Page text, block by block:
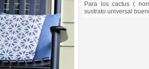
Para los cactus (
sustrato universal